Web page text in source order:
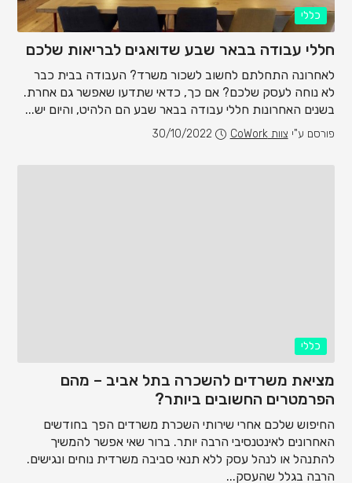
כללי
חללי עבודה בבאר שבע שדואגים לבריאות שלכם
לאחרונה התחלתם לחשוב לשכור משרד? העבודה בבית כבר
לא נוחה לעסק שלכם? אם כך, כדאי שתדעו שאפשר גם אחרת.
בשנים האחרונות חללי עבודה בבאר שבע הם הלהיט, והיום יש...
פורסם ע"י צוות CoWork 30/10/2022
כללי
מציאת משרדים להשכרה בתל אביב – מהם
הפרמטרים החשובים ביותר?
החיפוש שלכם אחרי שירותי השכרת משרדים הפך בחודשים
האחרונים לאינטנסיבי הרבה יותר. ברור שאי אפשר להמשיך
להתנהל או לנהל עסק ללא תנאי סביבה משרדית נוחים ונגישים.
הרבה בגלל שהעסק...